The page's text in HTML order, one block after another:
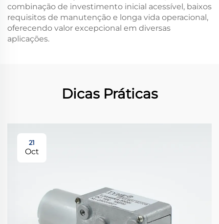
combinação de investimento inicial acessível, baixos
requisitos de manutenção e longa vida operacional,
oferecendo valor excepcional em diversas
aplicações.
Dicas Práticas
21
Oct